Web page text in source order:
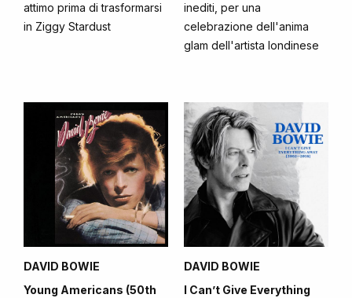
attimo prima di trasformarsi
in Ziggy Stardust
inediti, per una
celebrazione dell'anima
glam dell'artista londinese
DAVID BOWIE
Young Americans (50th
DAVID BOWIE
I Can’t Give Everything